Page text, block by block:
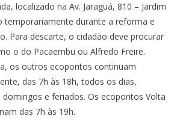
localizado na Av. Jaraguá, 810 – Jardim
temporariamente durante a reforma e
Para descarte, o cidadão deve procurar
o do Pacaembu ou Alfredo Freire.
os outros ecopontos continuam
das 7h às 18h, todos os dias,
domingos e feriados. Os ecopontos Volta
das 7h às 19h.